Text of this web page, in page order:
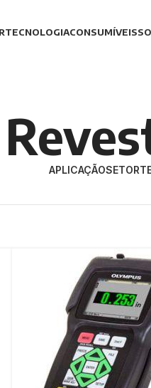
TECNOLOGIACONSUMÍVEIS
APLICAÇÃOSETOR